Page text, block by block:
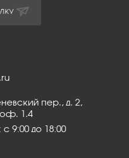
пер., д. 2,
1.4
9:00 до 18:00